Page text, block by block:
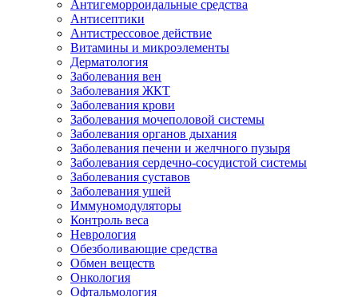
Антигеморроидальные средства
Антисептики
Антистрессовое действие
Витамины и микроэлементы
Дерматология
Заболевания вен
Заболевания ЖКТ
Заболевания крови
Заболевания мочеполовой системы
Заболевания органов дыхания
Заболевания печени и желчного пузыря
Заболевания сердечно-сосудистой системы
Заболевания суставов
Заболевания ушей
Иммуномодуляторы
Контроль веса
Неврология
Обезболивающие средства
Обмен веществ
Онкология
Офтальмология